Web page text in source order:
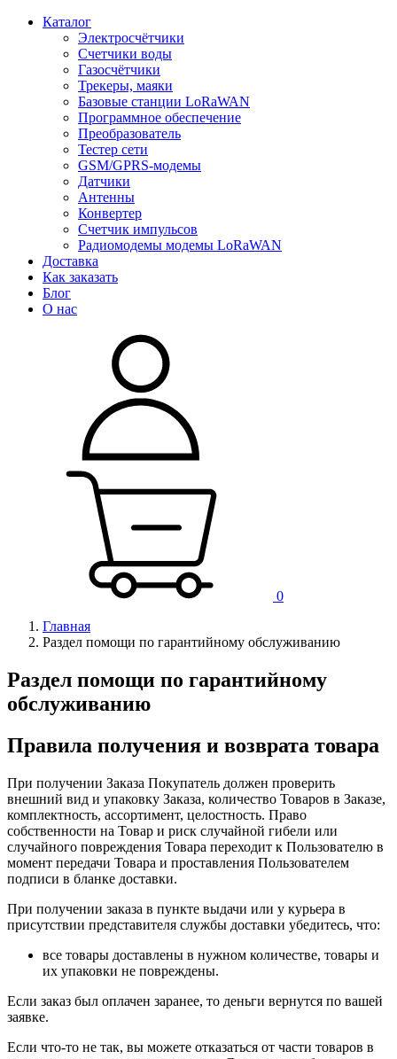
Каталог
Электросчётчики
Счетчики воды
Газосчётчики
Трекеры, маяки
Базовые станции LoRaWAN
Программное обеспечение
Преобразователь
Тестер сети
GSM/GPRS-модемы
Датчики
Антенны
Конвертер
Счетчик импульсов
Радиомодемы модемы LoRaWAN
Доставка
Как заказать
Блог
О нас
0
Главная
Раздел помощи по гарантийному обслуживанию
Раздел помощи по гарантийному
обслуживанию
Правила получения и возврата товара
При получении Заказа Покупатель должен проверить
внешний вид и упаковку Заказа, количество Товаров в Заказе,
комплектность, ассортимент, целостность. Право
собственности на Товар и риск случайной гибели или
случайного повреждения Товара переходит к Пользователю в
момент передачи Товара и проставления Пользователем
подписи в бланке доставки.
При получении заказа в пункте выдачи или у курьера в
присутствии представителя службы доставки убедитесь, что:
все товары доставлены в нужном количестве, товары и
их упаковки не повреждены.
Если заказ был оплачен заранее, то деньги вернутся по вашей
заявке.
Если что-то не так, вы можете отказаться от части товаров в